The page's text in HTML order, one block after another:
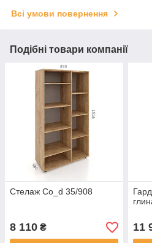
Всі умови повернення
Подібні товари компанії
Стелаж Co_d 35/908
8 110 ₴ 11